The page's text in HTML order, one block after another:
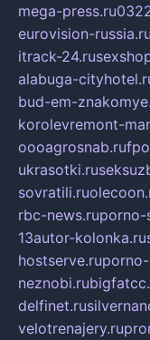
mega-press.ru
eurovision-russia.ru
itrack-24.ru
alabuga-
bud-em-
korolevremont-
oooagrosnab.ru
ukrasotki.ru
sovratili.ru
rbc-news.ruporno-
13autor-kolonka.ru
hostserve.ru
neznobi.ru
delfinet.ru
velotrenajery.ru